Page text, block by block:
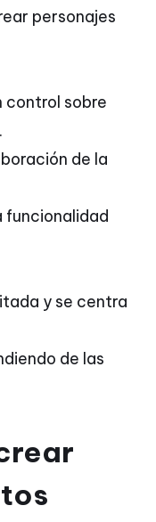
personajes
control sobre
de la
funcionalidad
y se centra
de las